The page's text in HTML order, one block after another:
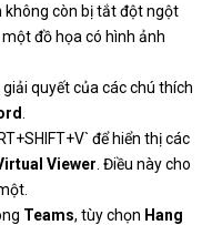
không còn bị tắt đột ngột
đồ họa có hình ảnh
quyết của các chú thích
để hiển thị các
Viewer . Điều này cho
Teams, tùy chọn Hang